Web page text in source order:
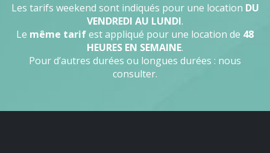
Les tarifs weekend sont indiqués pour une location DU
VENDREDI AU LUNDI.
Le même tarifest appliqué pour une location de 48
HEURES EN SEMAINE.
Pour d’autres durées ou longues durées : nous
consulter.